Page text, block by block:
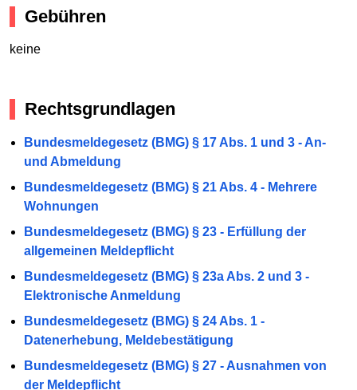
Gebühren
keine
Rechtsgrundlagen
Bundesmeldegesetz (BMG) § 17 Abs. 1 und 3 - An-
und Abmeldung
Bundesmeldegesetz (BMG) § 21 Abs. 4 - Mehrere
Wohnungen
Bundesmeldegesetz (BMG) § 23 - Erfüllung der
allgemeinen Meldepflicht
Bundesmeldegesetz (BMG) § 23a Abs. 2 und 3 -
Elektronische Anmeldung
Bundesmeldegesetz (BMG) § 24 Abs. 1 -
Datenerhebung, Meldebestätigung
Bundesmeldegesetz (BMG) § 27 - Ausnahmen von
der Meldepflicht